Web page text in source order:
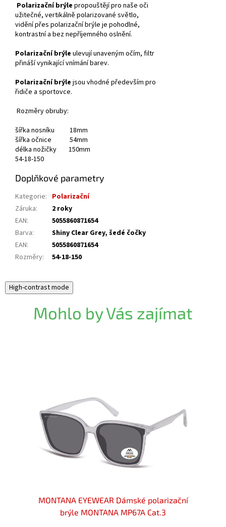
Polarizační brýle propouštějí pro naše oči
užitečné, vertikálně polarizované světlo,
vidění přes polarizační brýle je pohodlné,
kontrastní a bez nepříjemného oslnění.
Polarizační brýle ulevují unaveným očím, filtr
přináší vynikající vnímání barev.
Polarizační brýle jsou vhodné především pro
řidiče a sportovce.
Rozměry obruby:
šířka nosníku 18mm
šířka očnice 54mm
délka nožičky 150mm
54-18-150
Doplňkové parametry
Kategorie: Polarizační
Záruka:
2 roky
EAN:
5055860871654
Barva:
Shiny Clear Grey, šedé čočky
EAN:
5055860871654
Rozměry: 54-18-150
High-contrast mode
Mohlo by Vás zajímat
MONTANA EYEWEAR Dámské polarizační
brýle MONTANA MP67A Cat.3